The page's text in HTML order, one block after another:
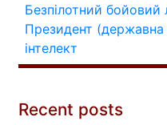
Безпілотний бойовий
Президент (державна
інтелект
Recent posts